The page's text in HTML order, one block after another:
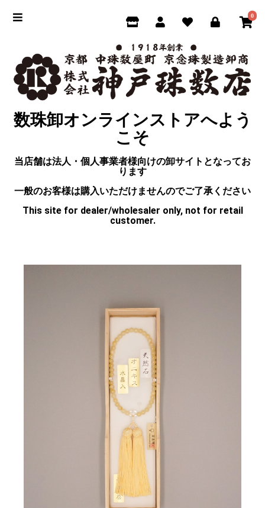
0
数珠卸オンラインストアへよう
こそ
当店舗は法人・個人事業者様向けの卸サイトとなってお
ります
一般のお客様は購入いただけませんのでご了承ください
This site for dealer/wholesaler only, not for retail
customer.